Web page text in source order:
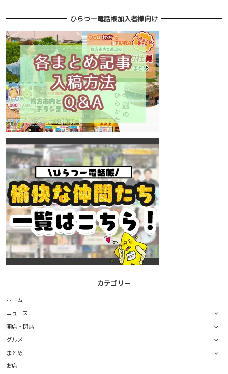
ひらつー電話帳加入者様向け
カテゴリー
ホーム
ニュース
開店・閉店
グルメ
まとめ
お店